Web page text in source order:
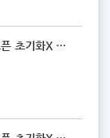
초기화X …